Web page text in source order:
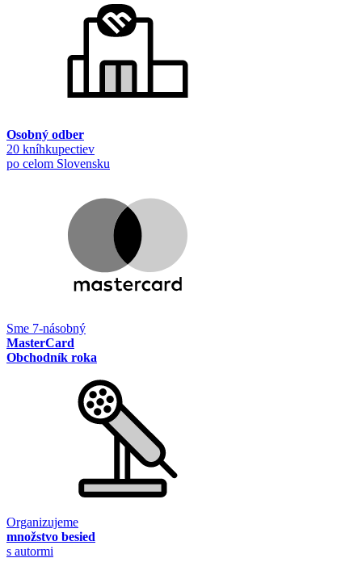
Osobný odber
20 kníhkupectiev
po celom Slovensku
Sme 7-násobný
MasterCard
Obchodník roka
Organizujeme
množstvo besied
s autormi